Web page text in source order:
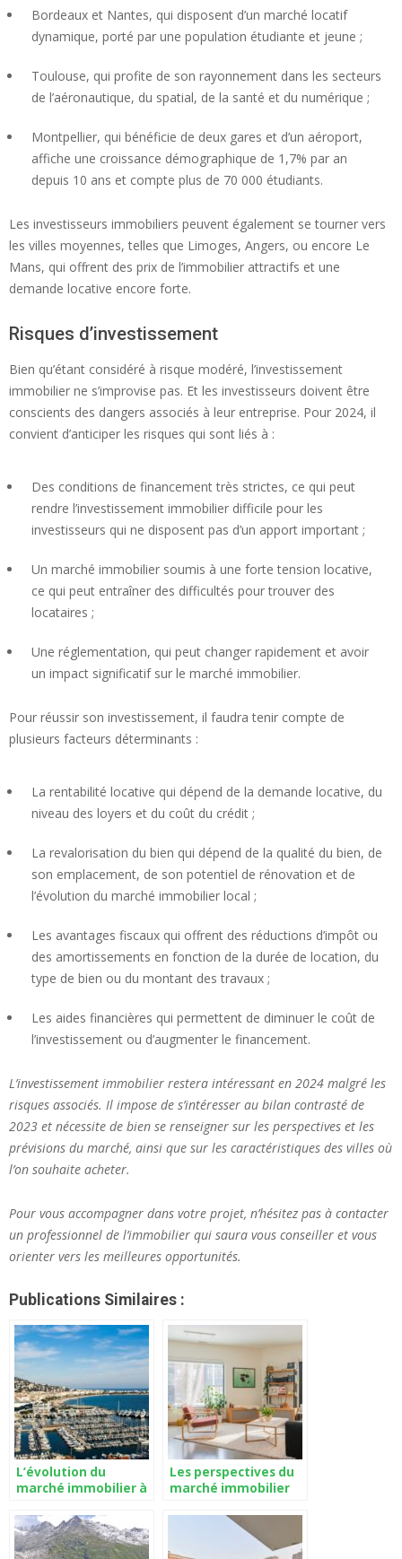
Bordeaux et Nantes, qui disposent d’un marché locatif
dynamique, porté par une population étudiante et jeune ;
Toulouse, qui profite de son rayonnement dans les secteurs
de l’aéronautique, du spatial, de la santé et du numérique ;
Montpellier, qui bénéficie de deux gares et d’un aéroport,
affiche une croissance démographique de 1,7% par an
depuis 10 ans et compte plus de 70 000 étudiants.
Les investisseurs immobiliers peuvent également se tourner vers
les villes moyennes, telles que Limoges, Angers, ou encore Le
Mans, qui offrent des prix de l’immobilier attractifs et une
demande locative encore forte.
Risques d’investissement
Bien qu’étant considéré à risque modéré, l’investissement
immobilier ne s’improvise pas. Et les investisseurs doivent être
conscients des dangers associés à leur entreprise. Pour 2024, il
convient d’anticiper les risques qui sont liés à :
Des conditions de financement très strictes, ce qui peut
rendre l’investissement immobilier difficile pour les
investisseurs qui ne disposent pas d’un apport important ;
Un marché immobilier soumis à une forte tension locative,
ce qui peut entraîner des difficultés pour trouver des
locataires ;
Une réglementation, qui peut changer rapidement et avoir
un impact significatif sur le marché immobilier.
Pour réussir son investissement, il faudra tenir compte de
plusieurs facteurs déterminants :
La rentabilité locative qui dépend de la demande locative, du
niveau des loyers et du coût du crédit ;
La revalorisation du bien qui dépend de la qualité du bien, de
son emplacement, de son potentiel de rénovation et de
l’évolution du marché immobilier local ;
Les avantages fiscaux qui offrent des réductions d’impôt ou
des amortissements en fonction de la durée de location, du
type de bien ou du montant des travaux ;
Les aides financières qui permettent de diminuer le coût de
l’investissement ou d’augmenter le financement.
L’investissement immobilier restera intéressant en 2024 malgré les
risques associés. Il impose de s’intéresser au bilan contrasté de
2023 et nécessite de bien se renseigner sur les perspectives et les
prévisions du marché, ainsi que sur les caractéristiques des villes où
l’on souhaite acheter.
Pour vous accompagner dans votre projet, n’hésitez pas à contacter
un professionnel de l’immobilier qui saura vous conseiller et vous
orienter vers les meilleures opportunités.
Publications Similaires :
L’évolution du
marché immobilier à
tendances et
prévisions pour 2024
?
Les perspectives du
marché immobilier